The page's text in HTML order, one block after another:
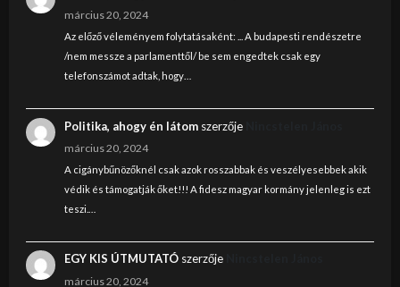
március 20, 2024
Az előző véleményem folytatásaként: ... A budapesti rendészetre
/nem messze a parlamenttől/ be sem engedtek csak egy
telefonszámot adtak, hogy…
Politika, ahogy én látomszerzője
március 20, 2024
A cigánybűnözőknél csak azok rosszabbak és veszélyesebbek akik
védik és támogatják őket!!! A fidesz magyar kormány jelenleg is ezt
teszi.…
EGY KIS ÚTMUTATÓszerzője
március 20, 2024